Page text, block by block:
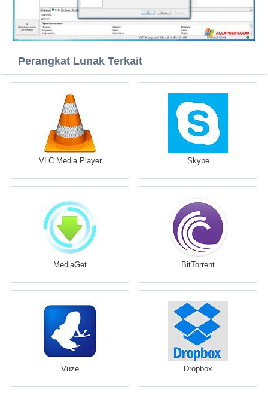
Perangkat Lunak Terkait
VLC Media Player Skype
MediaGet BitTorrent
Vuze Dropbox